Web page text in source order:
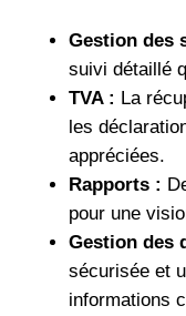
Gestion des
suivi détaillé
TVA : La
les
appréciées.
Rapports :
pour une
Gestion des
sécurisée et
informations